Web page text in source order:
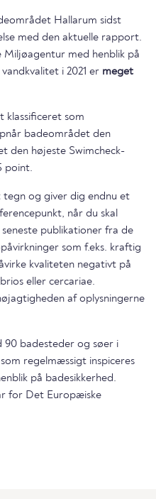
Hallarum sidst
med den aktuelle rapport.
med henblik på
i 2021 er meget
klassificeret som
badeområdet den
den højeste Swimcheck-
point.
og giver dig endnu et
når du skal
publikationer fra de
som f.eks. kraftig
kvaliteten negativt på
eller cercariae.
af oplysningerne
badesteder og søer i
regelmæssigt inspiceres
på badesikkerhed.
for Det Europæiske